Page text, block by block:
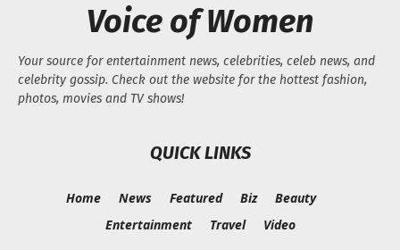
Voice of Women
Your source for entertainment news, celebrities, celeb news, and
celebrity gossip. Check out the website for the hottest fashion,
photos, movies and TV shows!
QUICK LINKS
Home News Featured Biz
Beauty
Entertainment
Travel Video